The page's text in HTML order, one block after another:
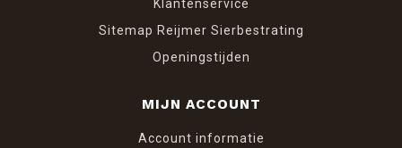
Klantenservice
Sitemap Reijmer Sierbestrating
Openingstijden
MIJN ACCOUNT
Account informatie